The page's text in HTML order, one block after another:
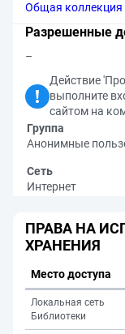
Общая коллекция
Разрешенные
–
Действие
выполните
сайтом на
Группа
Анонимные
Сеть
Интернет
ПРАВА НА
ХРАНЕНИЯ
Место доступа
Локальная сеть
Библиотеки